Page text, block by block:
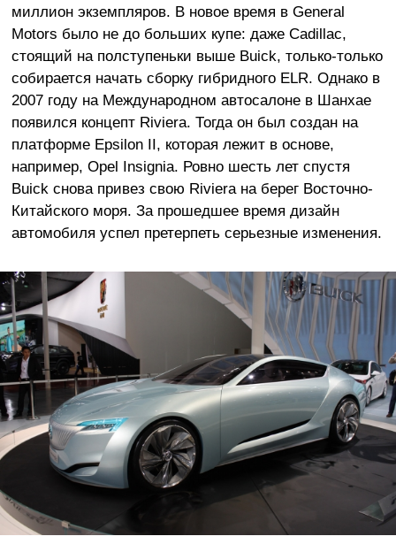
миллион экземпляров. В новое время в General
Motors было не до больших купе: даже Cadillac,
стоящий на полступеньки выше Buick, только-только
собирается начать сборку гибридного ELR. Однако в
2007 году на Международном автосалоне в Шанхае
появился концепт Riviera. Тогда он был создан на
платформе Epsilon II, которая лежит в основе,
например, Opel Insignia. Ровно шесть лет спустя
Buick снова привез свою Riviera на берег Восточно-
Китайского моря. За прошедшее время дизайн
автомобиля успел претерпеть серьезные изменения.